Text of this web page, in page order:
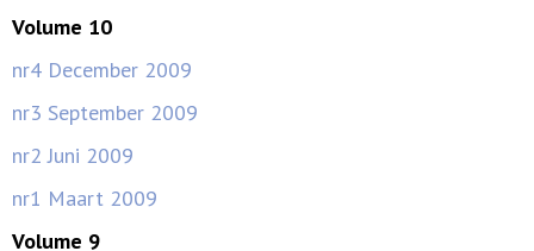
Volume 10
nr4 December 2009
nr3 September 2009
nr2 Juni 2009
nr1 Maart 2009
Volume 9